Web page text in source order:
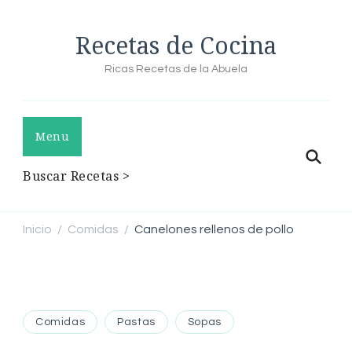
Recetas de Cocina
Ricas Recetas de la Abuela
Menu
Buscar Recetas >
Inicio / Comidas / Canelones rellenos de pollo
Comidas Pastas Sopas